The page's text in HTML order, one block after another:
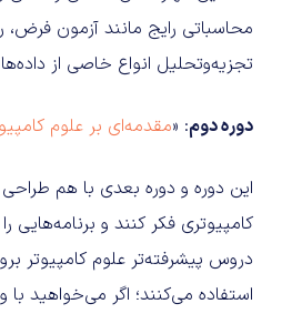
محاسباتی رایج مانند آزمون
تجزیه‌وتحلیل انواع خاصی از داده‌ها در 4 حوزه مختلف مانند داده‌های اقتصادی و زیست‌محیطی مطالعه
دوره دوم: «مقدمه‌ای بر علوم
این دوره و دوره بعدی با هم طراحی
کامپیوتری فکر کنند و
استفاده می‌کنند؛ اگر می‌خواهید